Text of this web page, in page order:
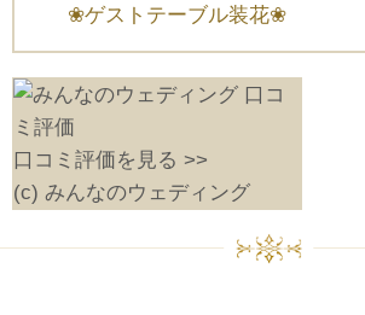
❀ゲストテーブル装花❀
口コミ評価を見る >>
(c) みんなのウェディング